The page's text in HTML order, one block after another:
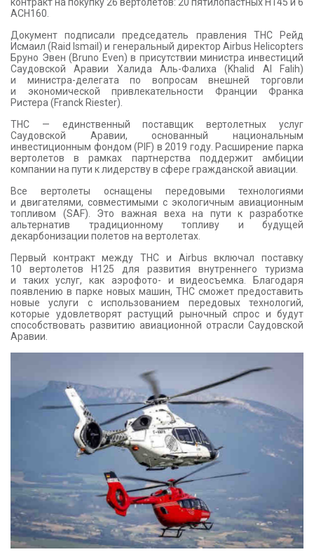
КОНТАКТЫ
ACH160.
Документ подписали председатель правления THC Рейд
Исмаил (Raid Ismail) и генеральный директор Airbus Helicopters
Бруно Эвен (Bruno Even) в присутствии министра инвестиций
Саудовской Аравии Халида Аль-Фалиха (Khalid Al Falih)
и министра-делегата по вопросам внешней торговли
и экономической привлекательности Франции Франка
Ристера (Franck Riester).
THC — единственный поставщик вертолетных услуг
Саудовской Аравии, основанный национальным
инвестиционным фондом (PIF) в 2019 году. Расширение парка
вертолетов в рамках партнерства поддержит амбиции
компании на пути к лидерству в сфере гражданской авиации.
Все вертолеты оснащены передовыми технологиями
и двигателями, совместимыми с экологичным авиационным
топливом (SAF). Это важная веха на пути к разработке
альтернатив традиционному топливу и будущей
декарбонизации полетов на вертолетах.
Первый контракт между THC и Airbus включал поставку
10 вертолетов H125 для развития внутреннего туризма
и таких услуг, как аэрофото- и видеосъемка. Благодаря
появлению в парке новых машин, ТНС сможет предоставить
новые услуги с использованием передовых технологий,
которые удовлетворят растущий рыночный спрос и будут
способствовать развитию авиационной отрасли Саудовской
Аравии.